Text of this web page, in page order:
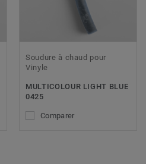
Soudure à chaud pour
Vinyle
MULTICOLOUR LIGHT BLUE
0425
Comparer